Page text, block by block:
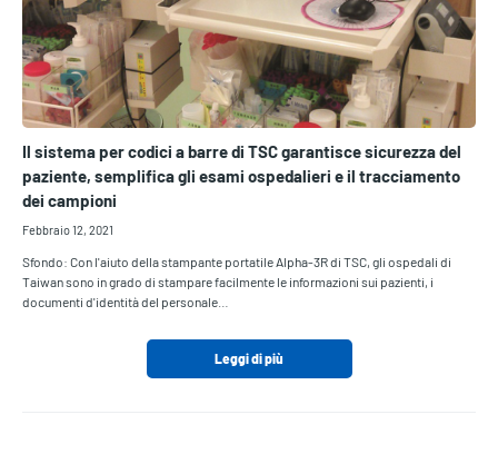
Il sistema per codici a barre di TSC garantisce sicurezza del
paziente, semplifica gli esami ospedalieri e il tracciamento
dei campioni
Febbraio 12, 2021
Sfondo: Con l'aiuto della stampante portatile Alpha-3R di TSC, gli ospedali di
Taiwan sono in grado di stampare facilmente le informazioni sui pazienti, i
documenti d'identità del personale…
Leggi di più